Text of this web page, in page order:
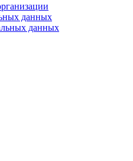
данных
данных